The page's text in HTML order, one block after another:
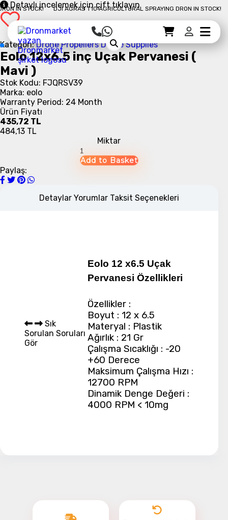
IN STOCK! DJI AGRAS T10 AGRICULTURAL SPRAYING DRON IN STOCK!
Sepet
Sepet Detayı Ödemeye Geç
Detaylı incelemek için çift tıklayın
Kategori:Drone Propellers Drone Supplies
Eolo 12x6,5 inç Uçak Pervanesi (
Mavi )
Stok Kodu: FJQRSV39
Marka: eolo
Warranty Period: 24 Month
Ürün Fiyatı
435,72 TL
484,13 TL
Miktar
Paylaş:
Detaylar Yorumlar Taksit Seçenekleri
Sık
Sorulan Soruları
Gör
Eolo 12 x6.5 Uçak
Pervanesi Özellikleri
Özellikler :
Boyut : 12 x 6.5
Materyal : Plastik
Ağırlık : 21 Gr
Çalışma Sıcaklığı : -20
+60 Derece
Maksimum Çalışma Hızı :
12700 RPM
Dinamik Denge Değeri :
4000 RPM < 10mg